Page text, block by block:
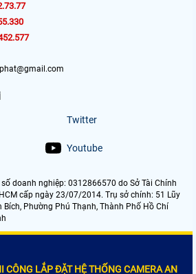
Twitter
Youtube
số doanh nghiệp: 0312866570 do Sở Tài Chính
cấp ngày 23/07/2014. Trụ sở chính: 51 Lũy
Bích, Phường Phú Thạnh, Thành Phố Hồ Chí
CÔNG LẮP ĐẶT HỆ THỐNG CAMERA AN